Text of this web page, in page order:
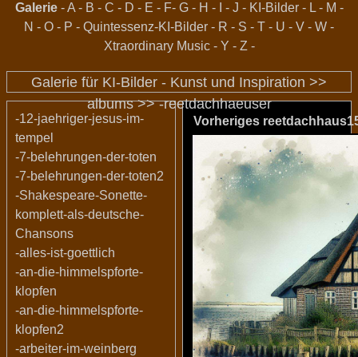
Galerie-A- B - C - D - E - F- G- H -I - J - KI-Bilder- L- M -
N - O - P - Quintessenz-KI-Bilder - R - S - T - U - V - W -
Xtraordinary Music- Y - Z-
Galerie für KI-Bilder - Kunst und Inspiration >>
albums>>-reetdachhaeuser
-12-jaehriger-jesus-im-
tempel
-7-belehrungen-der-toten
-7-belehrungen-der-toten2
-Shakespeare-Sonette-
komplett-als-deutsche-
Chansons
-alles-ist-goettlich
-an-die-himmelspforte-
klopfen
-an-die-himmelspforte-
klopfen2
-arbeiter-im-weinberg
Vorheriges